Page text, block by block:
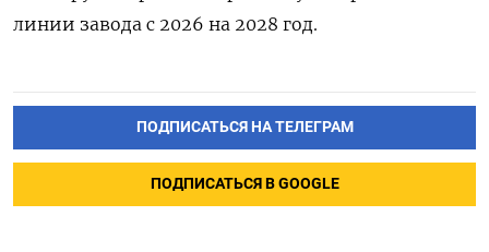
линии завода с 2026 на 2028 год.
ПОДПИСАТЬСЯ НА ТЕЛЕГРАМ
ПОДПИСАТЬСЯ В GOOGLE